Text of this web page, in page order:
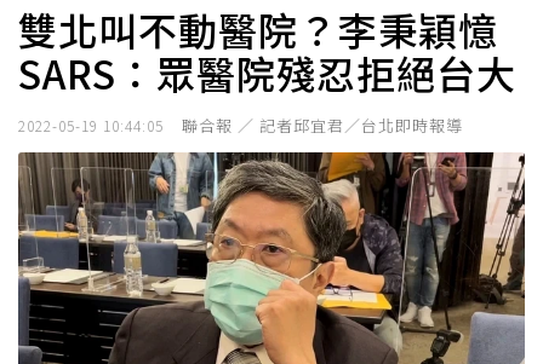
雙北叫不動醫院？李秉穎憶
SARS：眾醫院殘忍拒絕台大
2022-05-19 10:44:05 聯合報 ／ 記者邱宜君／台北即時報導